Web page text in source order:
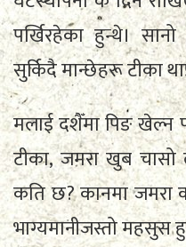
पर्खिरहेका हुन्थे।
सुर्किदै मान्छेहरू टीका
मलाई दशैँमा पिङ खेल्न
टीका, जमरा खुब चासो
कति छ? कानमा जमरा
भाग्यमानीजस्तो महसुस